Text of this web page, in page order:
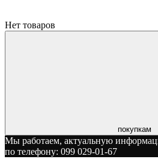
Нет товаров
покупкам
Мы работаем, актуальную
по телефону: 099 029-01-67